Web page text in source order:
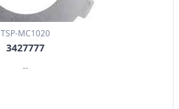
TSP-MC1020
3427777
--